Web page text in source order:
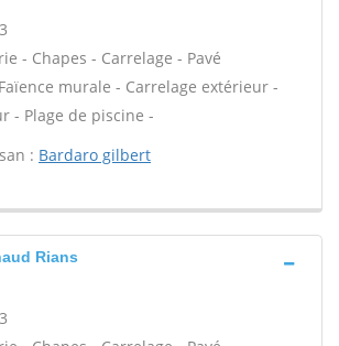
- Chapes - Carrelage - Pavé
murale - Carrelage extérieur -
- Plage de piscine -
: Bardaro gilbert
Rians